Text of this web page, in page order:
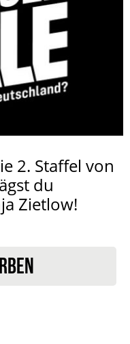
2. Staffel von
du
Zietlow!